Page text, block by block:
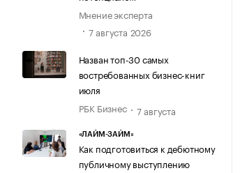
Мнение эксперта
7 августа 2026
Назван топ-30 самых
востребованных бизнес-книг
июля
РБК Бизнес
7 августа
«ЛАЙМ-ЗАЙМ»
Как подготовиться к дебютному
публичному выступлению